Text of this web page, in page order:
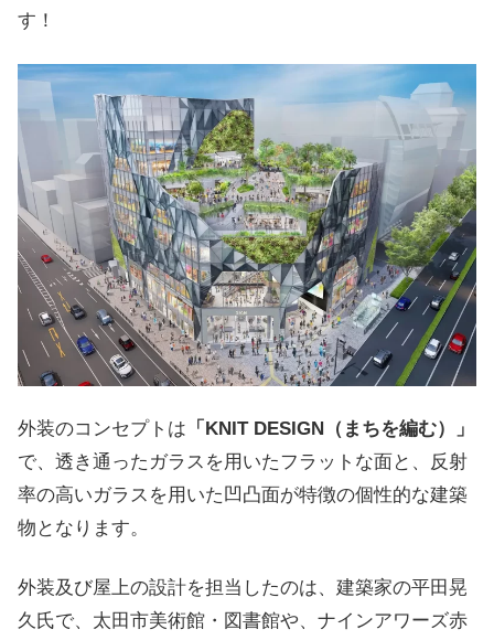
す！
外装のコンセプトは 「KNIT DESIGN（まちを編む）」
で、透き通ったガラスを用いたフラットな面と、反射
率の高いガラスを用いた凹凸面が特徴の個性的な建築
物となります。
外装及び屋上の設計を担当したのは、建築家の平田晃
久氏で、太田市美術館・図書館や、ナインアワーズ赤